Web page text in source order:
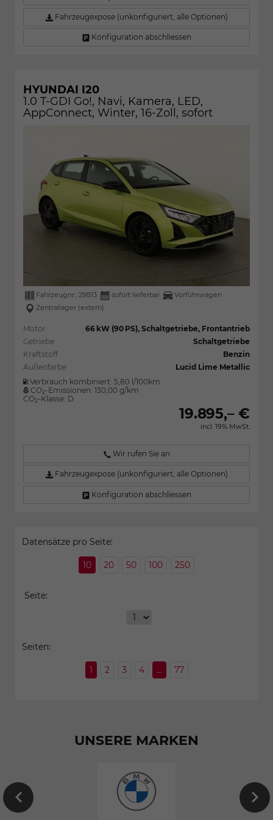
Fahrzeugexpose (unkonfiguriert, alle Optionen)
Konfiguration abschliessen
HYUNDAI I20
1.0 T-GDI Go!, Navi, Kamera, LED,
AppConnect, Winter, 16-Zoll, sofort
Fahrzeugnr.: 29813 sofort lieferbar
Vorführwagen
Zentrallager (extern)
Motor
66 kW (90 PS), Schaltgetriebe, Frontantrieb
Getriebe
Schaltgetriebe
Kraftstoff
Benzin
Außenfarbe
Lucid Lime Metallic
Verbrauch kombiniert: 5,80 l/100km
CO2-Emissionen: 130,00 g/km
CO2-Klasse: D
19.895,– €
incl. 19% MwSt.
Wir rufen Sie an
Fahrzeugexpose (unkonfiguriert, alle Optionen)
Konfiguration abschliessen
Datensätze pro Seite:
10 20 50 100 250
Seite:
Seiten:
1 2 3 4 ... 77
UNSERE MARKEN
EU-
Neuwagen